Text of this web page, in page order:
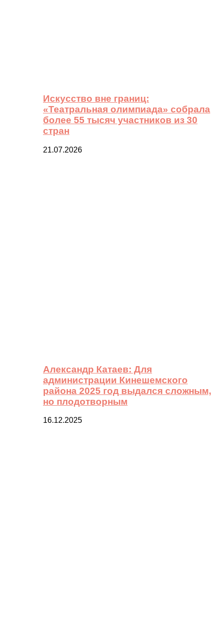
Искусство вне границ:
«Театральная олимпиада» собрала
более 55 тысяч участников из 30
стран
21.07.2026
Александр Катаев: Для
администрации Кинешемского
района 2025 год выдался сложным,
но плодотворным
16.12.2025